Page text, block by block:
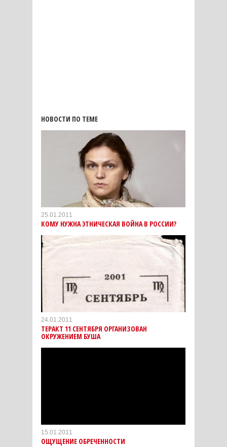
НОВОСТИ ПО ТЕМЕ
25.01.2011
КОМУ НУЖНА ЭТНИЧЕСКАЯ ВОЙНА В РОССИИ?
24.01.2011
ТЕРАКТ 11 СЕНТЯБРЯ ОРГАНИЗОВАН
ОКРУЖЕНИЕМ БУША
15.01.2011
ОЩУЩЕНИЕ ОБРЕЧЕННОСТИ